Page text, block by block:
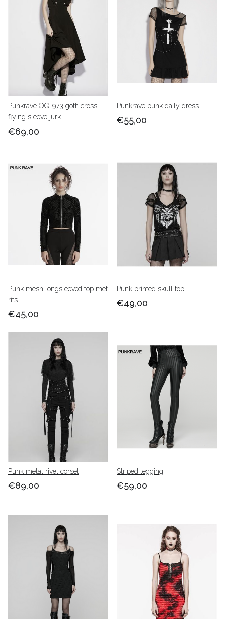
Punkrave OQ-973 goth cross
flying sleeve jurk
€69,00
Punkrave punk daily dress
€55,00
Punk mesh longsleeved top met
rits
€45,00
Punk printed skull top
€49,00
Punk metal rivet corset
€89,00
Striped legging
€59,00